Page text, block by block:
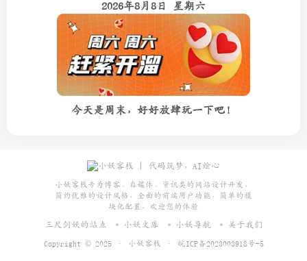
2026年8月8日 星期六
今天是周末，好好放肆玩一下吧！
小妖客栈专为博客、自媒体、资讯类的网站设计开发，
简约优雅的设计风格，全面的前端用户功能，简单的模
块化配置，欢迎您的体验
三尺剑妖的站点 小妖文库 小妖导航 关于我们
Copyright © 2025 · 小妖客栈 · 皖ICP备2023003918号-5